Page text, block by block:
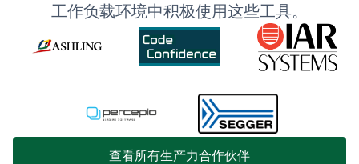
工作负载环境中积极使用这些工具。
查看所有生产力合作伙伴